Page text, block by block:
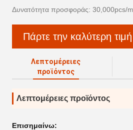
Δυνατότητα προσφοράς: 30,000pcs/
Πάρτε την καλύτερη τιμή
Λεπτομέρειες
προϊόντος
Λεπτομέρειες προϊόντος
Επισημαίνω: